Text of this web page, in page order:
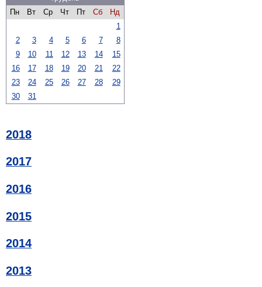
Пн
Вт Ср Чт Пт Сб
Нд
1
2
3 4 5 6 7
8
9
10 11 12 13 14
15
16
17 18 19 20 21
22
23
24 25 26 27 28
29
30
31
2018
2017
2016
2015
2014
2013